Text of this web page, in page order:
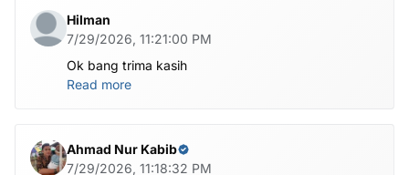
Hilman
7/29/2026, 11:21:00 PM
Ok bang trima kasih
Read more
Ahmad Nur Kabib
7/29/2026, 11:18:32 PM